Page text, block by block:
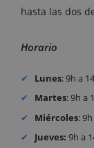
hasta las dos
Horario
Lunes: 9h a
Martes: 9h a
Miércoles:
Jueves: 9h a